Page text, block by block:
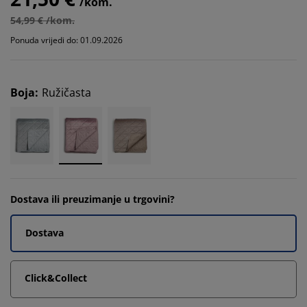
54,99 € /kom.
Ponuda vrijedi do: 01.09.2026
Boja: Ružičasta
Dostava ili preuzimanje u trgovini?
Dostava
Click&Collect